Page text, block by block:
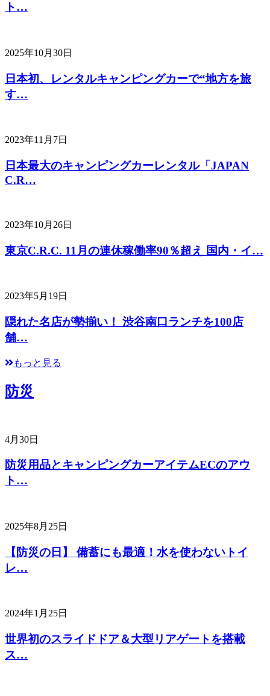
ト…
2025年10月30日
日本初、レンタルキャンピングカーで“地方を旅
す…
2023年11月7日
日本最大のキャンピングカーレンタル「JAPAN
C.R…
2023年10月26日
東京C.R.C. 11月の連休稼働率90％超え 国内・イ…
2023年5月19日
隠れた名店が勢揃い！ 渋谷南口ランチを100店
舗…
もっと見る
防災
4月30日
防災用品とキャンピングカーアイテムECのアウ
ト…
2025年8月25日
【防災の日】 備蓄にも最適！水を使わないトイ
レ…
2024年1月25日
世界初のスライドドア＆大型リアゲートを搭載
ス…